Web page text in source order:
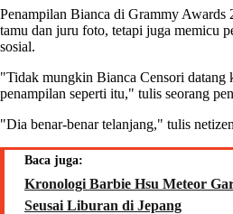
Penampilan Bianca di Grammy Awards
tamu dan juru foto, tetapi juga memicu
sosial.
"Tidak mungkin Bianca Censori datang
penampilan seperti itu," tulis seorang
"Dia benar-benar telanjang," tulis
Baca juga:
Kronologi Barbie Hsu Meteor
Seusai Liburan di Jepang